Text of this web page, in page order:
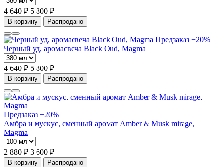
4 640 ₽ 5 800 ₽
В корзину Распродано
Предзаказ −20%
Черный уд, аромасвеча Black Oud, Magma
4 640 ₽ 5 800 ₽
В корзину Распродано
Предзаказ −20%
Амбра и мускус, сменный аромат Amber & Musk mirage,
Magma
2 880 ₽ 3 600 ₽
В корзину Распродано